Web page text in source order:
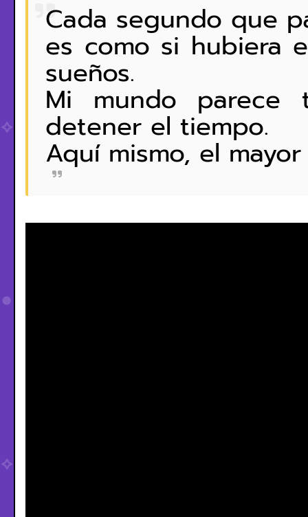
Cada segundo que
es como si hubiera
sueños.
Mi mundo parece
detener el tiempo.
Aquí mismo, el